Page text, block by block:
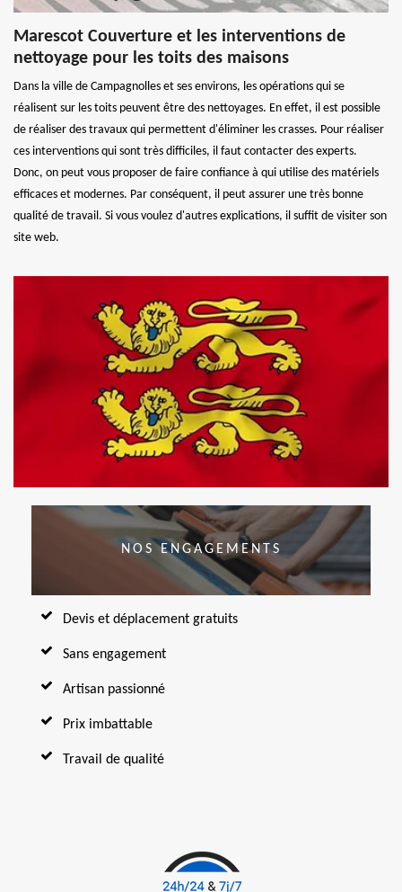
Marescot Couverture et les interventions de
nettoyage pour les toits des maisons
Dans la ville de Campagnolles et ses environs, les opérations qui se
réalisent sur les toits peuvent être des nettoyages. En effet, il est possible
de réaliser des travaux qui permettent d'éliminer les crasses. Pour réaliser
ces interventions qui sont très difficiles, il faut contacter des experts.
Donc, on peut vous proposer de faire confiance à qui utilise des matériels
efficaces et modernes. Par conséquent, il peut assurer une très bonne
qualité de travail. Si vous voulez d'autres explications, il suffit de visiter son
site web.
NOS ENGAGEMENTS
Devis et déplacement gratuits
Sans engagement
Artisan passionné
Prix imbattable
Travail de qualité